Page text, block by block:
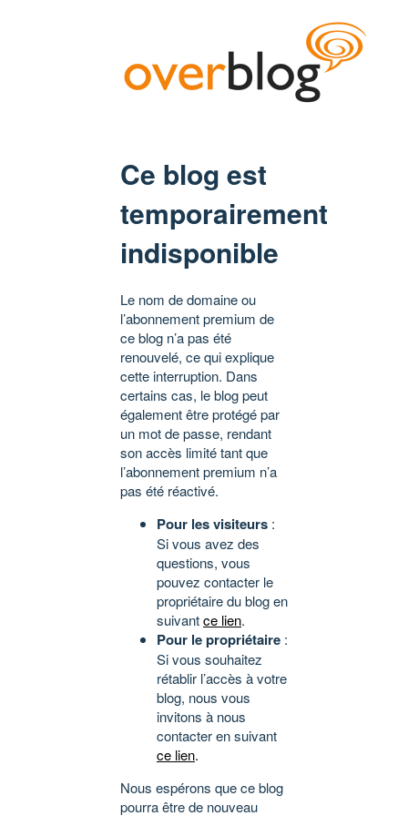
Ce blog est
temporairement
indisponible
Le nom de domaine ou
l’abonnement premium de
ce blog n’a pas été
renouvelé, ce qui explique
cette interruption. Dans
certains cas, le blog peut
également être protégé par
un mot de passe, rendant
son accès limité tant que
l’abonnement premium n’a
pas été réactivé.
Pour les visiteurs :
Si vous avez des
questions, vous
pouvez contacter le
propriétaire du blog en
suivantce lien.
Pour le propriétaire :
Si vous souhaitez
rétablir l’accès à votre
blog, nous vous
invitons à nous
contacter en suivant
ce lien.
Nous espérons que ce blog
pourra être de nouveau